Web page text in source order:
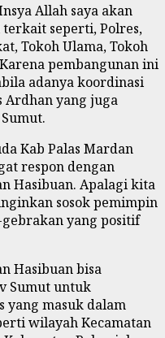
Allah saya akan
seperti, Polres,
Tokoh Ulama, Tokoh
pembangunan ini
adanya koordinasi
Ardhan yang juga
Kab Palas Mardan
respon dengan
Hasibuan. Apalagi kita
sosok pemimpin
yang positif
Hasibuan bisa
Sumut untuk
yang masuk dalam
wilayah Kecamatan